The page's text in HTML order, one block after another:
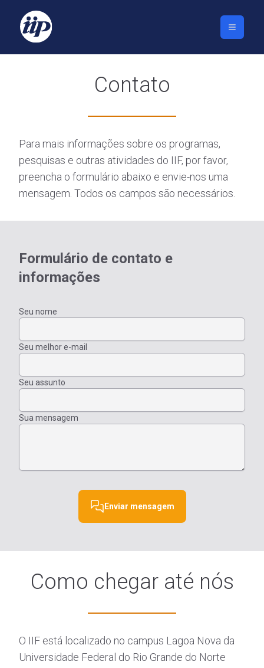
Contato
Para mais informações sobre os programas,
pesquisas e outras atividades do IIF, por favor,
preencha o formulário abaixo e envie-nos uma
mensagem. Todos os campos são necessários.
Formulário de contato e
informações
Seu nome
Seu melhor e-mail
Seu assunto
Sua mensagem
Enviar mensagem
Como chegar até nós
O IIF está localizado no campus Lagoa Nova da
Universidade Federal do Rio Grande do Norte